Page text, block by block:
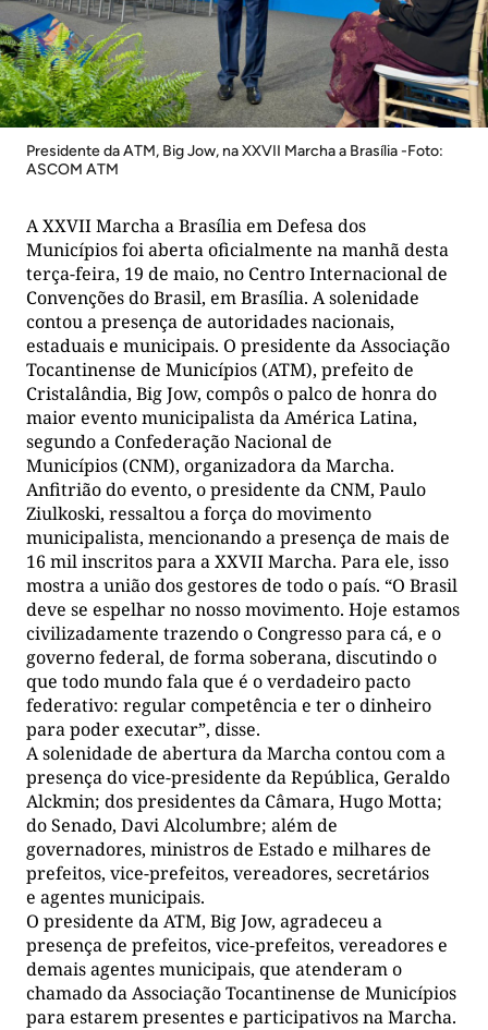
Presidente da ATM, Big Jow, na XXVII Marcha a Brasília -Foto:
ASCOM ATM
A XXVII Marcha a Brasília em Defesa dos
Municípios foi aberta oficialmente na manhã desta
terça-feira, 19 de maio, no Centro Internacional de
Convenções do Brasil, em Brasília. A solenidade
contou a presença de autoridades nacionais,
estaduais e municipais. O presidente da Associação
Tocantinense de Municípios (ATM), prefeito de
Cristalândia, Big Jow, compôs o palco de honra do
maior evento municipalista da América Latina,
segundo a Confederação Nacional de
Municípios (CNM), organizadora da Marcha.
Anfitrião do evento, o presidente da CNM, Paulo
Ziulkoski, ressaltou a força do movimento
municipalista, mencionando a presença de mais de
16 mil inscritos para a XXVII Marcha. Para ele, isso
mostra a união dos gestores de todo o país. “O Brasil
deve se espelhar no nosso movimento. Hoje estamos
civilizadamente trazendo o Congresso para cá, e o
governo federal, de forma soberana, discutindo o
que todo mundo fala que é o verdadeiro pacto
federativo: regular competência e ter o dinheiro
para poder executar”, disse.
A solenidade de abertura da Marcha contou com a
presença do vice-presidente da República, Geraldo
Alckmin; dos presidentes da Câmara, Hugo Motta;
do Senado, Davi Alcolumbre; além de
governadores, ministros de Estado e milhares de
prefeitos, vice-prefeitos, vereadores, secretários
e agentes municipais.
O presidente da ATM, Big Jow, agradeceu a
presença de prefeitos, vice-prefeitos, vereadores e
demais agentes municipais, que atenderam o
chamado da Associação Tocantinense de Municípios
para estarem presentes e participativos na Marcha.